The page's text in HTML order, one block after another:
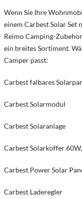
Wenn Sie Ihre
einem Carbest Solar Set
Reimo Camping-
ein breites Sortiment.
Camper passt:
Carbest falbares
Carbest Solarmodul
Carbest Solaranlage
Carbest Solarkoffer
Carbest Power Solar
Carbest Laderegler